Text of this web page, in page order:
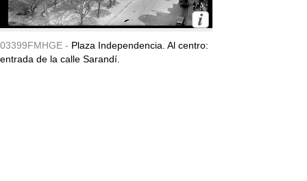
03399FMHGE - Plaza Independencia. Al centro:
entrada de la calle Sarandí.